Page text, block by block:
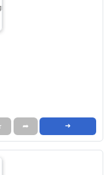
➦ ➜